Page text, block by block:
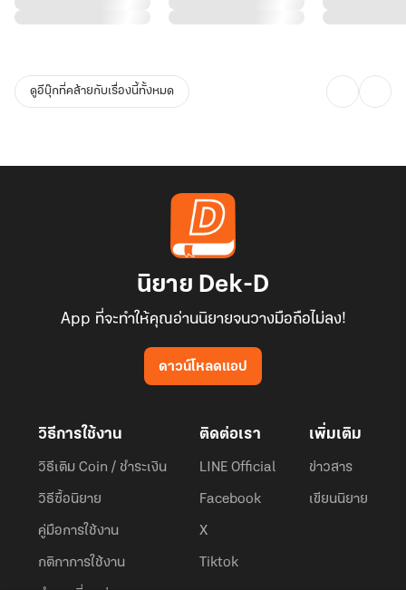
ดูอีบุ๊กที่คล้ายกับเรื่องนี้ทั้งหมด
นิยาย Dek-D
App ที่จะทำให้คุณอ่านนิยายจนวางมือถือไม่ลง!
ดาวน์โหลดแอป
วิธีการใช้งาน
วิธีเติม Coin / ชำระเงิน
วิธีซื้อนิยาย
คู่มือการใช้งาน
กติกาการใช้งาน
ติดต่อเรา
LINE Official
Facebook
X
Tiktok
เพิ่มเติม
ข่าวสาร
เขียนนิยาย